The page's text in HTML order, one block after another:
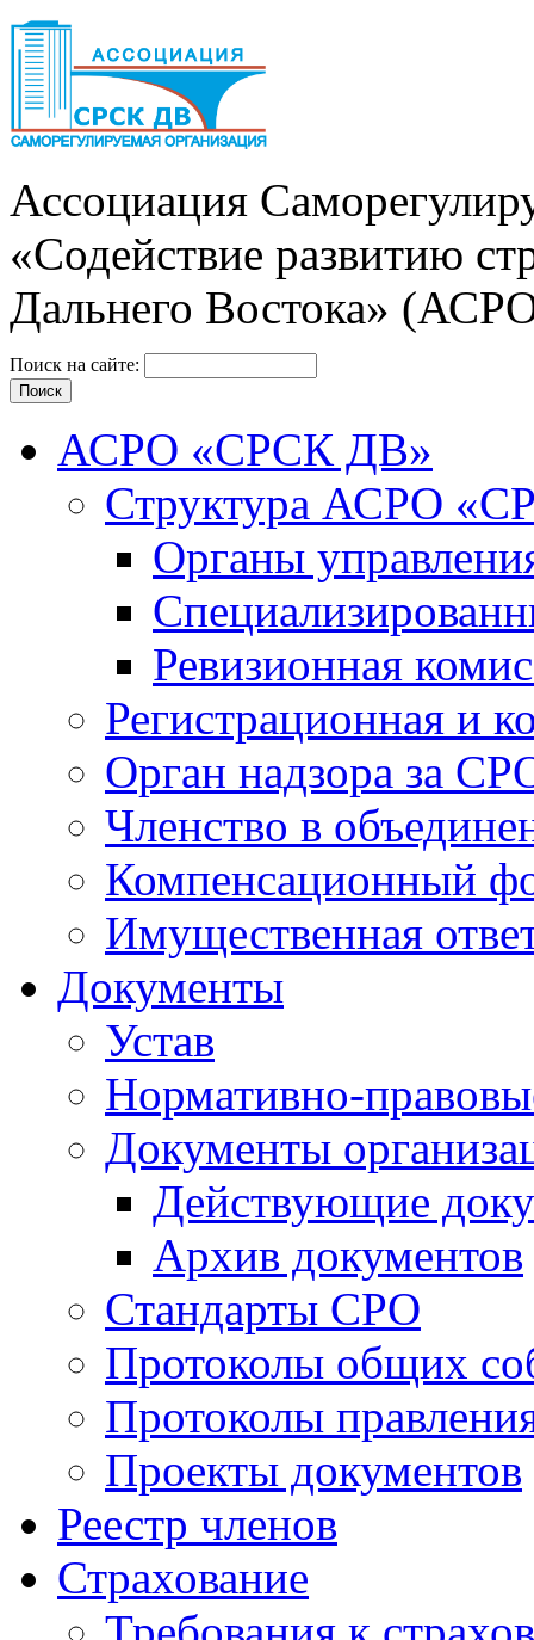
Ассоциация
«Содействие развитию
Дальнего Востока»
Поиск на сайте:
АСРО «СРСК ДВ»
Структура АСРО
Органы
Ревизионная
Регистрационная и
Орган надзора за
Членство в
Компенсационный
Имущественная
Документы
Устав
Нормативно-
Документы
Действующие
Архив документов
Стандарты СРО
Протоколы общих
Протоколы
Проекты документов
Реестр членов
Страхование